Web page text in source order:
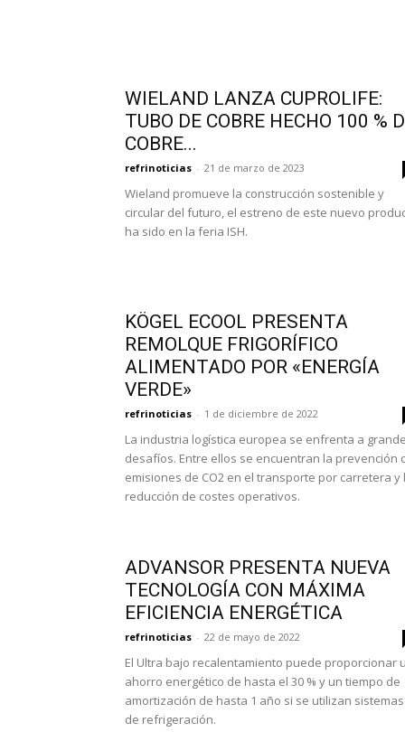
WIELAND LANZA CUPROLIFE:
TUBO DE COBRE HECHO 100 %
COBRE...
refrinoticias - 21 de marzo de 2023
Wieland promueve la construcción sostenible y
circular del futuro, el estreno de este nuevo
ha sido en la feria ISH.
KÖGEL ECOOL PRESENTA
REMOLQUE FRIGORÍFICO
ALIMENTADO POR «ENERGÍA
VERDE»
refrinoticias - 1 de diciembre de 2022
La industria logística europea se enfrenta a
desafíos. Entre ellos se encuentran la prevención
emisiones de CO2 en el transporte por carretera y
reducción de costes operativos.
ADVANSOR PRESENTA NUEVA
TECNOLOGÍA CON MÁXIMA
EFICIENCIA ENERGÉTICA
refrinoticias - 22 de mayo de 2022
El Ultra bajo recalentamiento puede proporcionar
ahorro energético de hasta el 30 % y un tiempo de
amortización de hasta 1 año si se utilizan sistemas
de refrigeración.